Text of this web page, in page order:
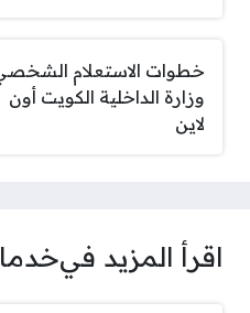
خطوات الاستعلام
وزارة الداخلية الكويت أون
لاين
اقرأ المزيد في